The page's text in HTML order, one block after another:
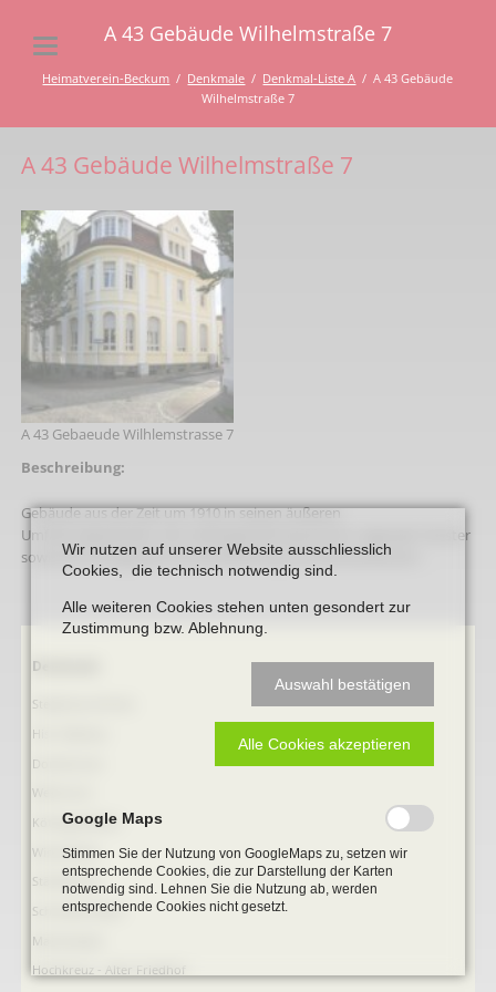
A 43 Gebäude Wilhelmstraße 7
Heimatverein-Beckum Denkmale Denkmal-Liste A
A 43 Gebäude
Wilhelmstraße 7
A 43 Gebäude Wilhelmstraße 7
A 43 Gebaeude Wilhlemstrasse 7
Beschreibung:
Gebäude aus der Zeit um 1910 in seinen äußeren
Umfassungswänden, der Außengestaltung einschl. originaler Fenster
sowie der Dachgestalt mit Dachdeckung und Dachautbauten.
Navigation
Denkmale
Stephanus-Kirche
Hist. Rathaus
Domitorium
Wehrturm
Köttings Mühle
Windmühle
Ständehaus
Schmiede Galen
Mariensäule
Hochkreuz - Alter Friedhof
Wir nutzen auf unserer Website ausschliesslich
Cookies, die technisch notwendig sind.
Alle weiteren Cookies stehen unten gesondert zur
Zustimmung bzw. Ablehnung.
Auswahl bestätigen
Alle Cookies akzeptieren
Google Maps
Stimmen Sie der Nutzung von GoogleMaps zu, setzen wir
entsprechende Cookies, die zur Darstellung der Karten
notwendig sind. Lehnen Sie die Nutzung ab, werden
entsprechende Cookies nicht gesetzt.